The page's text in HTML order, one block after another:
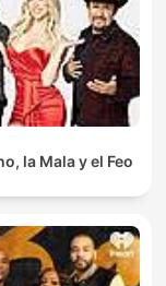
la Mala y el Feo